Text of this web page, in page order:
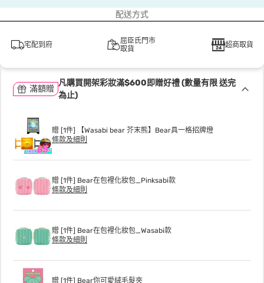
配送方式
宅配到府
屈臣氏門市
取貨
超商取貨
滿額贈
凡購買開架彩妝滿$600即贈好禮 (數量有限 送完
為止)
贈 [1件] 【Wasabi bear 芥末熊】Bear具一格招牌燈
條款及細則
贈 [1件] Bear在包裡化妝包_Pinksabi款
條款及細則
贈 [1件] Bear在包裡化妝包_Wasabi款
條款及細則
贈 [1件] Bear你可愛絨毛髮夾